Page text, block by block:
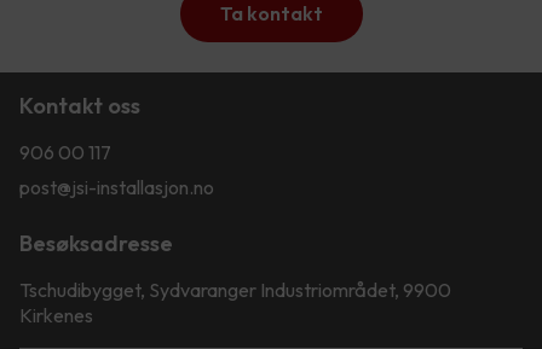
Ta kontakt
Kontakt oss
906 00 117
post@jsi-installasjon.no
Besøksadresse
Tschudibygget, Sydvaranger Industriområdet, 9900
Kirkenes